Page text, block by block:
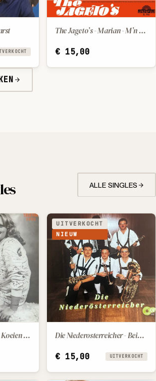
IN WINKELWAGEN The Jageto’s - Marian - M’n liefste
€15,00
ALLE SINGLES
Bernadette Dogger - Koeien met gouden horens - Waarom heb je me verlaten
UITVERKOCHT
NIEUW
Die Niederosterreicher - Beim trachtenfest der gmiatlichen Salzburger - Am Flug
€15,00 UITVERKOCHT